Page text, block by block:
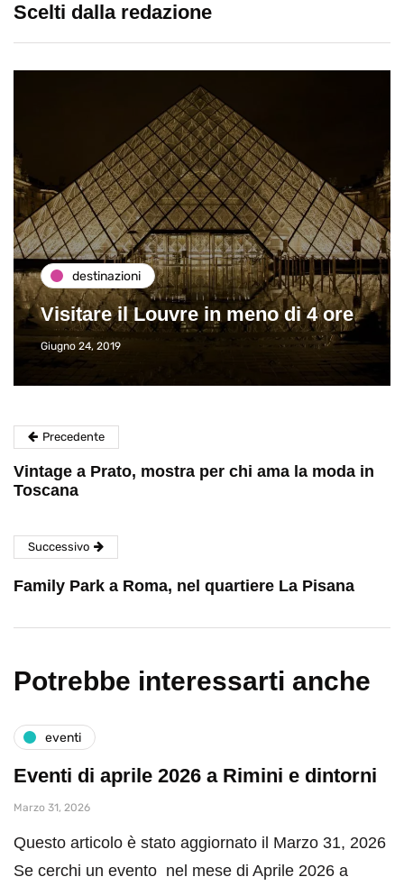
Scelti dalla redazione
destinazioni
il Louvre in meno di 4 ore
24, 2019 Giugno 26,
Precedente
Vintage a Prato, mostra per chi ama la moda in
Toscana
Successivo
Family Park a Roma, nel quartiere La Pisana
Potrebbe interessarti anche
eventi
Eventi di aprile 2026 a Rimini e dintorni
Marzo 31, 2026
Questo articolo è stato aggiornato il Marzo 31, 2026
Se cerchi un evento nel mese di Aprile 2026 a